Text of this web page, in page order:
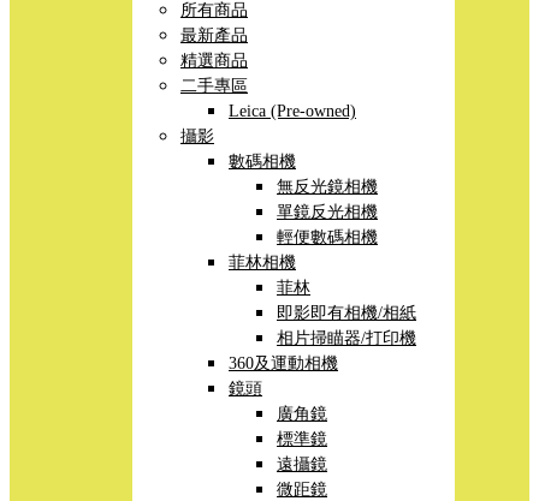
所有商品
最新產品
精選商品
二手專區
Leica (Pre-owned)
攝影
數碼相機
無反光鏡相機
單鏡反光相機
輕便數碼相機
菲林相機
菲林
即影即有相機/相紙
相片掃瞄器/打印機
360及運動相機
鏡頭
廣角鏡
標準鏡
遠攝鏡
微距鏡